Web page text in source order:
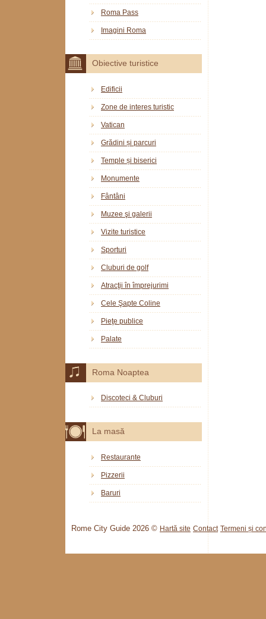
Roma Pass
Imagini Roma
Obiective turistice
Edificii
Zone de interes turistic
Vatican
Grădini și parcuri
Temple și biserici
Monumente
Fântâni
Muzee şi galerii
Vizite turistice
Sporturi
Cluburi de golf
Atracţii în împrejurimi
Cele Şapte Coline
Pieţe publice
Palate
Roma Noaptea
Discoteci & Cluburi
La masă
Restaurante
Pizzerii
Baruri
Rome City Guide 2026 © Hartă site Contact Termeni și